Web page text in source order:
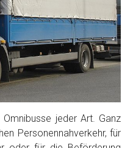
jeder Art. Ganz
Personennahverkehr, für